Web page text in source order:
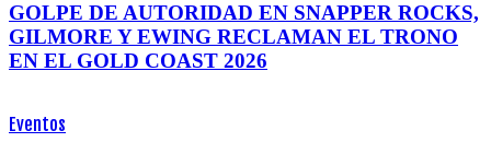
GOLPE DE AUTORIDAD EN SNAPPER ROCKS,
GILMORE Y EWING RECLAMAN EL TRONO
EN EL GOLD COAST 2026
Eventos